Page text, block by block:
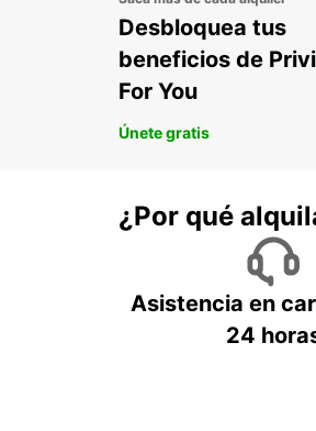
Desbloquea tus
beneficios de
For You
Únete gratis
¿Por qué
Asistencia en
24